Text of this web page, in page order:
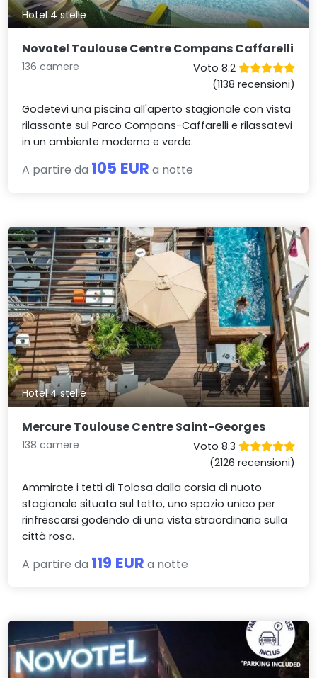
Hotel 4 stelle
Novotel Toulouse Centre Compans Caffarelli
136 camere
Voto 8.2
(1138 recensioni)
Godetevi una piscina all'aperto stagionale con vista
rilassante sul Parco Compans-Caffarelli e rilassatevi
in un ambiente moderno e verde.
A partire da 105 EUR a notte
Hotel 4 stelle
Mercure Toulouse Centre Saint-Georges
138 camere
Voto 8.3
(2126 recensioni)
Ammirate i tetti di Tolosa dalla corsia di nuoto
stagionale situata sul tetto, uno spazio unico per
rinfrescarsi godendo di una vista straordinaria sulla
città rosa.
A partire da 119 EUR a notte